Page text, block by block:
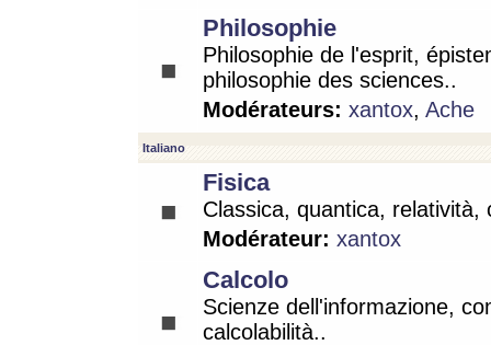
Philosophie
Philosophie de l'esprit,
philosophie des sciences..
Modérateurs: xantox, Ache
Italiano
Fisica
Classica, quantica, relatività,
Modérateur: xantox
Calcolo
Scienze dell'informazione,
calcolabilità..